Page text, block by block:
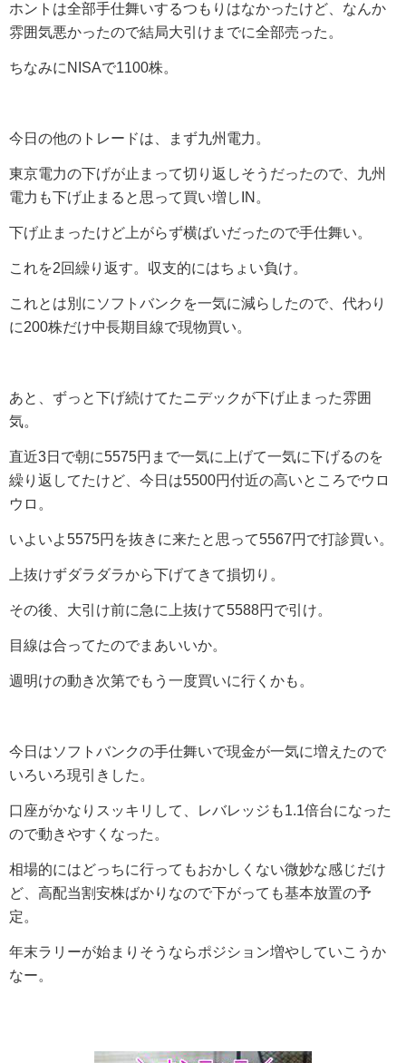
ホントは全部手仕舞いするつもりはなかったけど、なんか
雰囲気悪かったので結局大引けまでに全部売った。
ちなみにNISAで1100株。
今日の他のトレードは、まず九州電力。
東京電力の下げが止まって切り返しそうだったので、九州
電力も下げ止まると思って買い増しIN。
下げ止まったけど上がらず横ばいだったので手仕舞い。
これを2回繰り返す。収支的にはちょい負け。
これとは別にソフトバンクを一気に減らしたので、代わり
に200株だけ中長期目線で現物買い。
あと、ずっと下げ続けてたニデックが下げ止まった雰囲
気。
直近3日で朝に5575円まで一気に上げて一気に下げるのを
繰り返してたけど、今日は5500円付近の高いところでウロ
ウロ。
いよいよ5575円を抜きに来たと思って5567円で打診買い。
上抜けずダラダラから下げてきて損切り。
その後、大引け前に急に上抜けて5588円で引け。
目線は合ってたのでまあいいか。
週明けの動き次第でもう一度買いに行くかも。
今日はソフトバンクの手仕舞いで現金が一気に増えたので
いろいろ現引きした。
口座がかなりスッキリして、レバレッジも1.1倍台になった
ので動きやすくなった。
相場的にはどっちに行ってもおかしくない微妙な感じだけ
ど、高配当割安株ばかりなので下がっても基本放置の予
定。
年末ラリーが始まりそうならポジション増やしていこうか
なー。